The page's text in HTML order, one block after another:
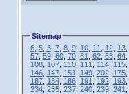
Sitemap
6, 5, 3, 7, 8, 9, 10, 11 12, 13,
57, 59, 60, 70, 61 62, 63, 64,
108, 107, 110, 111 114, 115,
146, 147, 151 149, 202, 175,
187, 184, 186, 191 192, 193,
234, 235, 237, 240, 239, 241